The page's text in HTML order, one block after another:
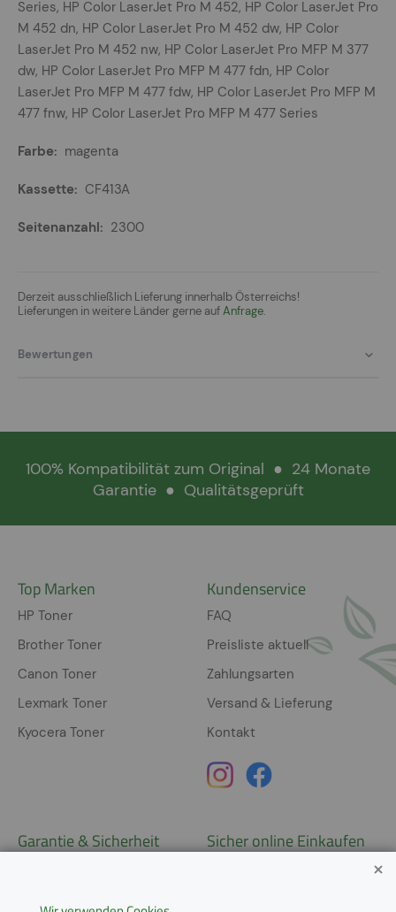
Series, HP Color LaserJet Pro M 452, HP Color LaserJet Pro
M 452 dn, HP Color LaserJet Pro M 452 dw, HP Color
LaserJet Pro M 452 nw, HP Color LaserJet Pro MFP M 377
dw, HP Color LaserJet Pro MFP M 477 fdn, HP Color
LaserJet Pro MFP M 477 fdw, HP Color LaserJet Pro MFP M
477 fnw, HP Color LaserJet Pro MFP M 477 Series
magenta
CF413A
2300
Derzeit ausschließlich Lieferung innerhalb Österreichs!
Lieferungen in weitere Länder gerne aufAnfrage.
Bewertungen
100% Kompatibilität zum Original ● 24 Monate
Garantie ● Qualitätsgeprüft
Top Marken
HP Toner
Brother Toner
Canon Toner
Lexmark Toner
Kyocera Toner
Kundenservice
FAQ
Preisliste aktuell
Zahlungsarten
Versand & Lieferung
Kontakt
Garantie & Sicherheit Sicher online Einkaufen